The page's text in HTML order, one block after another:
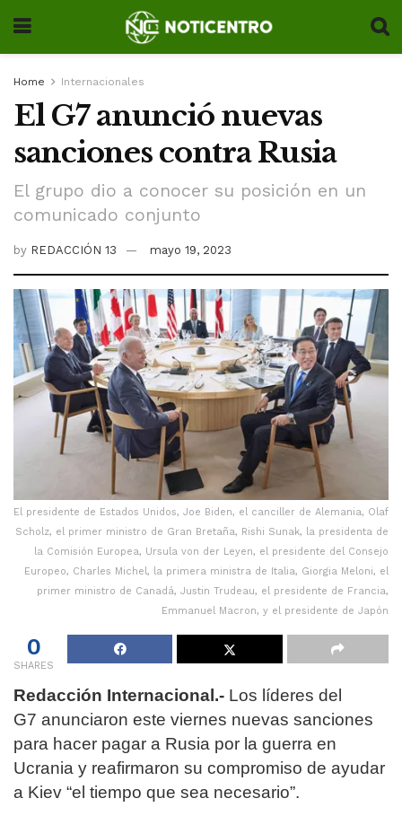
Home Internacionales
El G7 anunció nuevas
sanciones contra Rusia
El grupo dio a conocer su posición en un
comunicado conjunto
by REDACCIÓN 13 mayo 19, 2023
El presidente de Estados Unidos, Joe Biden, el canciller de Alemania, Olaf
Scholz, el primer ministro de Gran Bretaña, Rishi Sunak, la presidenta de
la Comisión Europea, Ursula von der Leyen, el presidente del Consejo
Europeo, Charles Michel, la primera ministra de Italia, Giorgia Meloni, el
primer ministro de Canadá, Justin Trudeau, el presidente de Francia,
Emmanuel Macron, y el presidente de Japón
0
SHARES
Redacción Internacional.- Los líderes del
G7 anunciaron este viernes nuevas sanciones
para hacer pagar a Rusia por la guerra en
Ucrania y reafirmaron su compromiso de ayudar
a Kiev “el tiempo que sea necesario”.